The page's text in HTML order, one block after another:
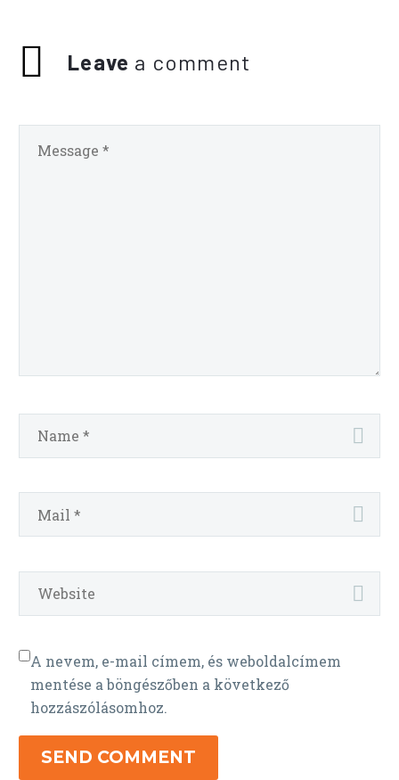
Leave a comment
A nevem, e-mail címem, és weboldalcímem
mentése a böngészőben a következő
hozzászólásomhoz.
SEND COMMENT